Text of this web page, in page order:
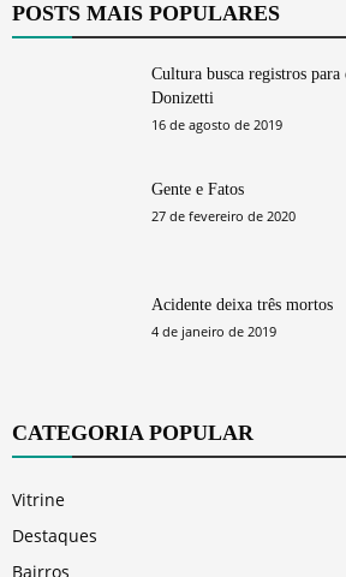
POSTS MAIS POPULARES
Cultura busca registros para
Donizetti
16 de agosto de 2019
Gente e Fatos
27 de fevereiro de 2020
Acidente deixa três mortos
4 de janeiro de 2019
CATEGORIA POPULAR
Vitrine
Destaques
Bairros